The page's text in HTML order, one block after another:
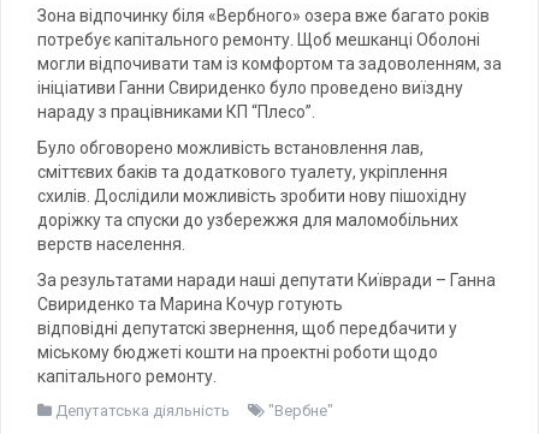
Зона відпочинку біля «Вербного» озера вже багато років
потребує капітального ремонту. Щоб мешканці Оболоні
могли відпочивати там із комфортом та задоволенням, за
ініціативи Ганни Свириденко було проведено виїздну
нараду з працівниками КП “Плесо”.
Було обговорено можливість встановлення лав,
сміттєвих баків та додаткового туалету, укріплення
схилів. Дослідили можливість зробити нову пішохідну
доріжку та спуски до узбережжя для маломобільних
верств населення.
За результатами наради наші депутати Київради – Ганна
Свириденко та Марина Кочур готують
відповідні депутатскі звернення, щоб передбачити у
міському бюджеті кошти на проектні роботи щодо
капітального ремонту.
Депутатська діяльність "Вербне"